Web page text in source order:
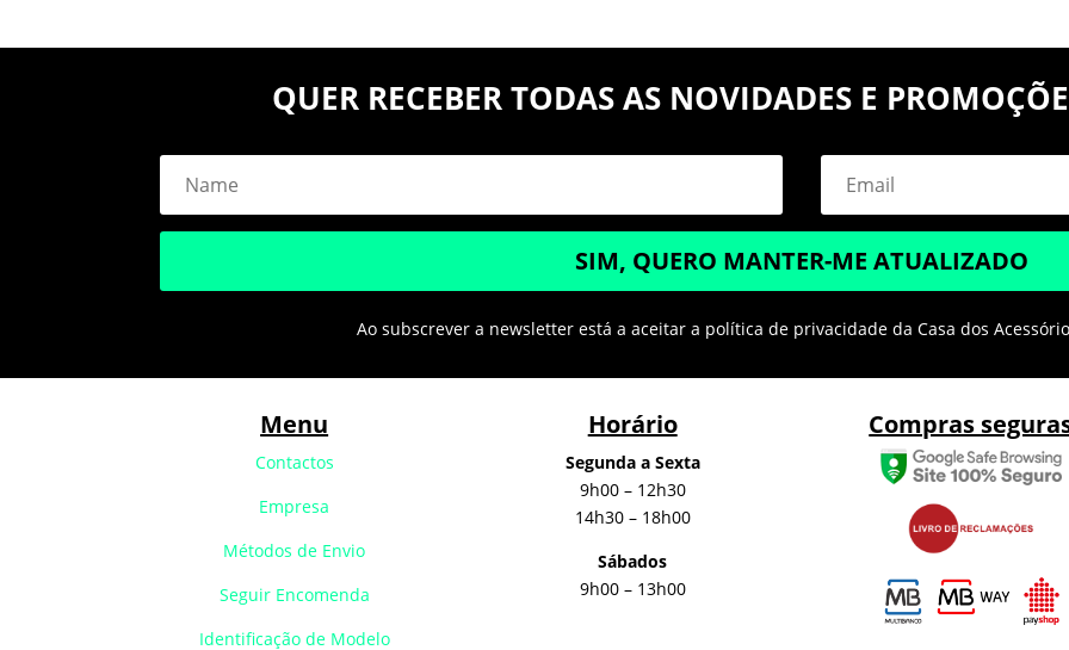
QUER RECEBER TODAS AS NOVIDADES E
SIM, QUERO MANTER-ME ATUALIZADO
Ao subscrever a newsletter está a aceitar a política de privacidade da Casa dos
Menu
Contactos
Empresa
Métodos de Envio
Seguir Encomenda
Identificação de Modelo
Horário
Segunda a Sexta
9h00 – 12h30
14h30 – 18h00
Sábados
9h00 – 13h00
Compras